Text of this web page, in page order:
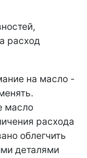
расход
на масло -
масло
расхода
облегчить
деталями